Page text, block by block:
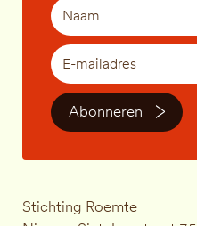
Abonneren
Stichting Roemte